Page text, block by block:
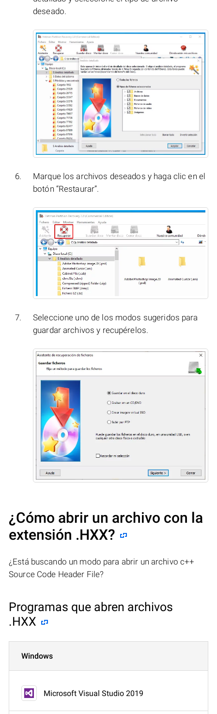
deseado.
Marque los archivos deseados y haga clic en el
botón “Restaurar”.
Seleccione uno de los modos sugeridos para
guardar archivos y recupérelos.
¿Cómo abrir un archivo con la
extensión .HXX?
¿Está buscando un modo para abrir un archivo c++
Source Code Header File?
Programas que abren archivos
.HXX
Windows
Microsoft Visual Studio 2019